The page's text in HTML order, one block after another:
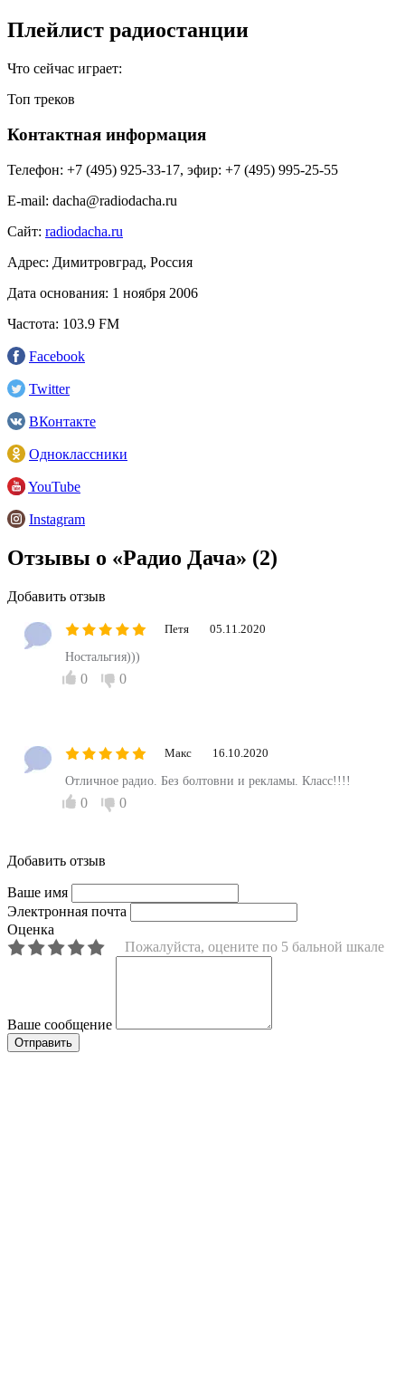
Плейлист радиостанции
Что сейчас играет:
Топ треков
Контактная информация
Телефон: +7 (495) 925-33-17, эфир: +7 (495) 995-25-55
E-mail: dacha@radiodacha.ru
Сайт: radiodacha.ru
Адрес: Димитровград, Россия
Дата основания: 1 ноября 2006
Частота: 103.9 FM
Facebook
Twitter
ВКонтакте
Одноклассники
YouTube
Instagram
Отзывы о «Радио Дача» (2)
Добавить отзыв
Петя 05.11.2020
Ностальгия)))
0 0
Макс 16.10.2020
Отличное радио. Без болтовни и рекламы. Класс!!!!
0 0
Добавить отзыв
Ваше имя
Электронная почта
Оценка
Пожалуйста, оцените по 5 бальной шкале
Ваше сообщение